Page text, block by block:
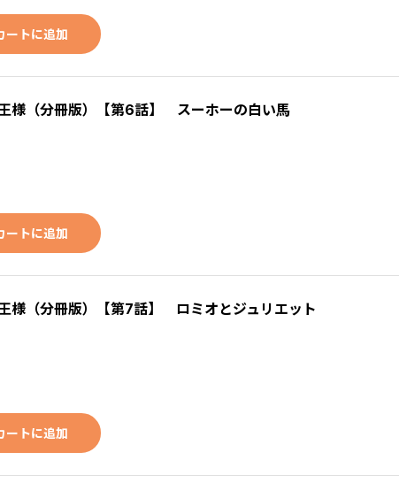
ートに追加
様（分冊版）【第6話】 スーホーの白い馬
ートに追加
様（分冊版）【第7話】 ロミオとジュリエット
ートに追加